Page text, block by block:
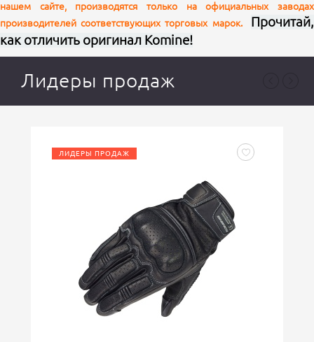
Ваш отзыв
отлично
нашем сайте, производятся только на официальных заводах
производителей соответствующих торговых марок.
Прочитай,
как отличить оригинал Komine!
Лидеры продаж
ЛИДЕРЫ ПРОДАЖ